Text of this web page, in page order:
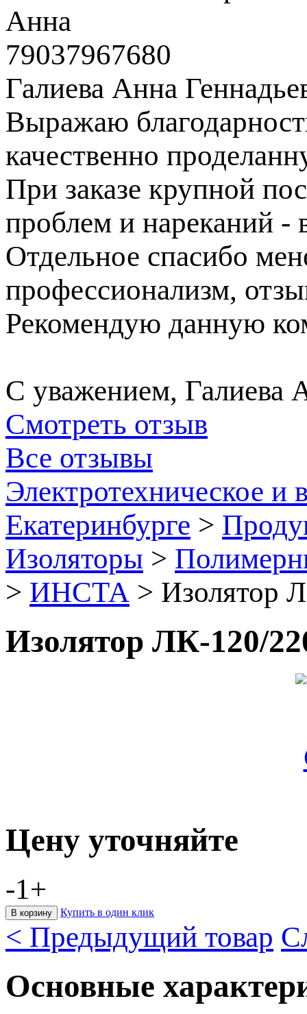
Анна
79037967680
Галиева Анна
Выражаю
качественно
При заказе крупной
проблем и нареканий -
Отдельное спасибо
профессионализм,
Рекомендую данную
С уважением, Галиева
Смотреть отзыв
Все отзывы
Электротехническое и
Екатеринбурге >
Изоляторы >
> ИНСТА > Изолятор
Изолятор ЛК-120/
Цену уточняйте
-1+
Купить в один клик
< Предыдущий товар
Основные